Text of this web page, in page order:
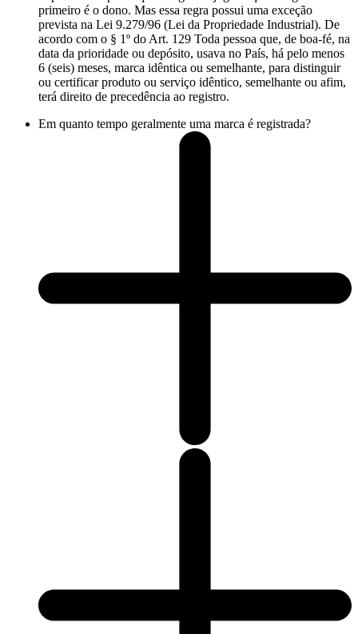
primeiro é o dono. Mas essa regra possui uma exceção
prevista na Lei 9.279/96 (Lei da Propriedade Industrial). De
acordo com o § 1º do Art. 129 Toda pessoa que, de boa-fé, na
data da prioridade ou depósito, usava no País, há pelo menos
6 (seis) meses, marca idêntica ou semelhante, para distinguir
ou certificar produto ou serviço idêntico, semelhante ou afim,
terá direito de precedência ao registro.
Em quanto tempo geralmente uma marca é registrada?